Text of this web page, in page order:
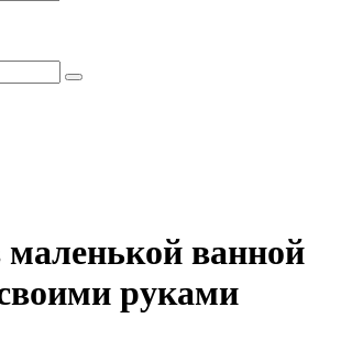
ванной
руками